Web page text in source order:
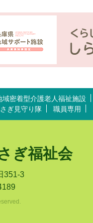
域密着型介護老人福祉施設
ぎ見守り隊
職員専用
ぎ福祉会
351-3